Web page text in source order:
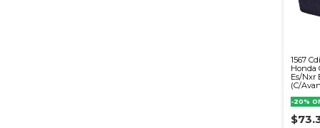
1567
Honda
Es/Nxr
(C/
-20%